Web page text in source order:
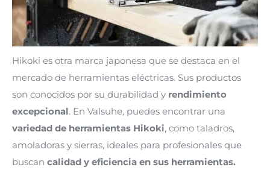
Hikoki es otra marca japonesa que se destaca en el
mercado de herramientas eléctricas. Sus productos
son conocidos por su durabilidad y rendimiento
excepcional. En Valsuhe, puedes encontrar una
variedad de herramientas Hikoki, como taladros,
amoladoras y sierras, ideales para profesionales que
buscan calidad y eficiencia en sus herramientas.